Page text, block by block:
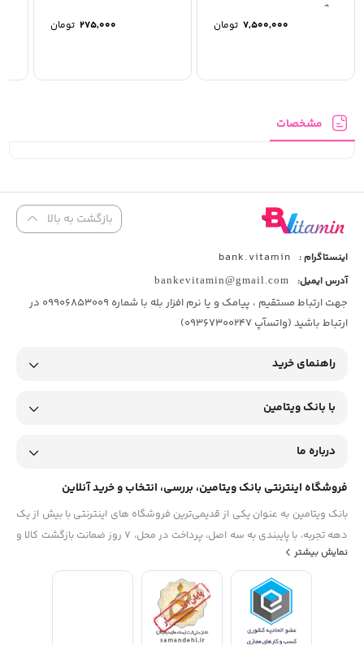
رنگ
7,500,000 تومان 275,000 تومان
مشخصات
بازگشت به بالا
اینستاگرام : bank.vitamin
آدرس ایمیل: bankevitamin@gmail.com
جهت ارتباط مستقیم ، پیامک و یا نرم افزار بله با شماره 09906853009 در
ارتباط باشید (واتسآپ 09367300247)
راهنمای خرید
با بانک ویتامین
درباره ما
فروشگاه اینترنتی بانک ویتامین، بررسی، انتخاب و خرید آنلاین
بانک ویتامین به عنوان یکی از قدیمی‌ترین فروشگاه های اینترنتی با بیش از یک
دهه تجربه، با پایبندی به سه اصل، پرداخت در محل، ۷ روز ضمانت بازگشت کالا و
تضمین اصل‌بودن کالا موفق شده تا همگام با فروشگاه‌های معتبر جهان، به
بزرگ‌ترین فروشگاه اینترنتی ایران تبدیل شود. به محض ورود به سایت
دیجی‌کالا با دنیایی از کالا رو به رو می‌شوید! هر آنچه که نیاز دارید و به ذهن
شما خطور می‌کند در اینجا پیدا خواهید کرد.
نمایش بیشتر